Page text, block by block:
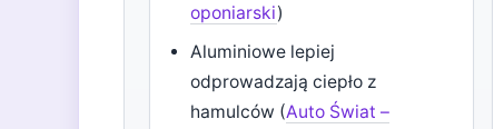
oponiarski)
Aluminiowe lepiej
odprowadzają ciepło z
hamulców (Auto Świat –